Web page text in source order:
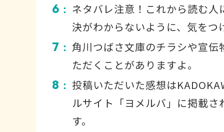
6 ： ネタバレ注意！これから読む人
決がわからないように、気をつ
7 ： 角川つばさ文庫のチラシや宣伝
ただくことがありますよ。
8 ： 投稿いただいた感想は
ルサイト「ヨメルバ」に掲載さ
す。